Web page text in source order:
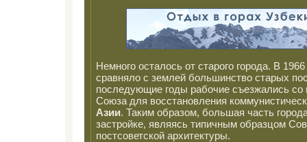
Немного осталось от старого города. В
сравняло с землей большинство старых
последующие годы рабочие съезжались со
Союза для восстановления
Азии. Таким образом, большая часть
застройке, являясь типичным образцом
постсоветской архитектуры.